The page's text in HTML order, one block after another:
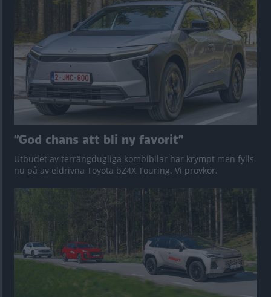
”God chans att bli ny favorit”
Utbudet av terrängdugliga kombibilar har krympt men fylls
nu på av eldrivna Toyota bZ4X Touring. Vi provkör.